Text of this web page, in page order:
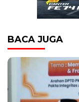
BACA JUGA